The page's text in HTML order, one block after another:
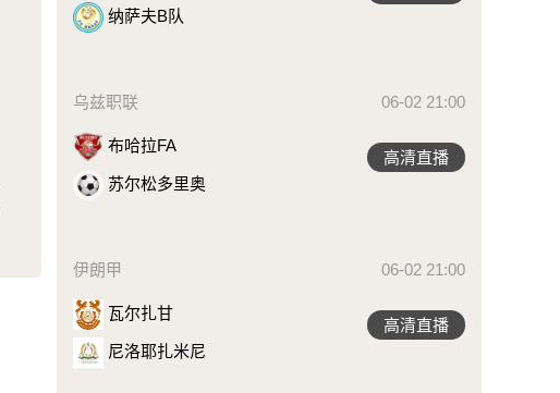
纳萨夫B队
乌兹职联 06-02 21:00
布哈拉FA
苏尔松多里奥
高清直播
伊朗甲 06-02 21:00
瓦尔扎甘
尼洛耶扎米尼
高清直播